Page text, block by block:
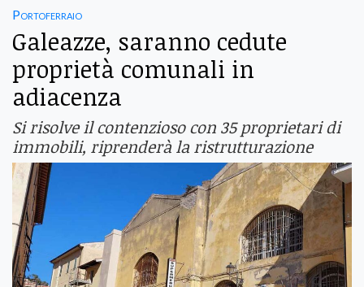
Portoferraio
Galeazze, saranno cedute
proprietà comunali in
adiacenza
Si risolve il contenzioso con 35 proprietari di
immobili, riprenderà la ristrutturazione